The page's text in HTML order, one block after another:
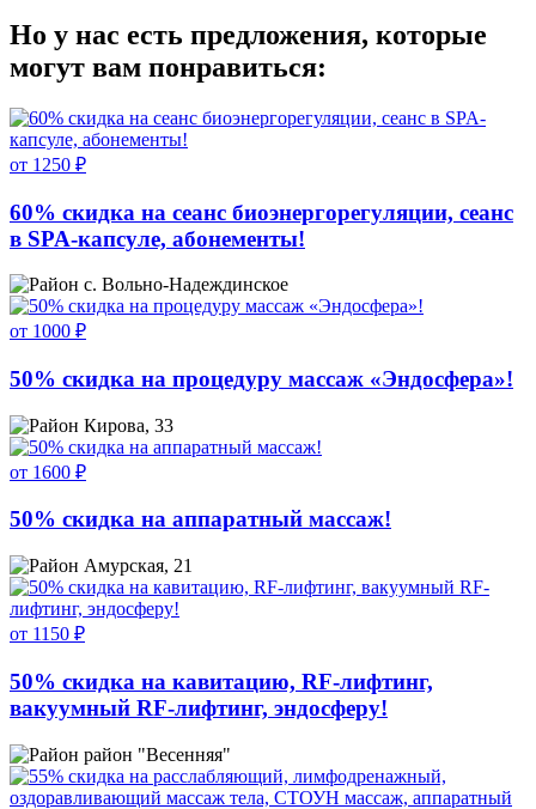
Но у нас есть предложения, которые
могут вам понравиться:
от 1250 ₽
60% скидка на сеанс биоэнергорегуляции, сеанс
в SPA-капсуле, абонементы!
с. Вольно-Надеждинское
от 1000 ₽
50% скидка на процедуру массаж «Эндосфера»!
Кирова, 33
от 1600 ₽
50% скидка на аппаратный массаж!
Амурская, 21
от 1150 ₽
50% скидка на кавитацию, RF-лифтинг,
вакуумный RF-лифтинг, эндосферу!
район "Весенняя"